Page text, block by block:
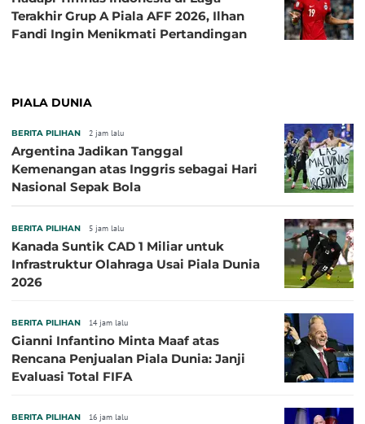
Terakhir Grup A Piala AFF 2026, Ilhan
Fandi Ingin Menikmati Pertandingan
PIALA DUNIA
BERITA PILIHAN 2 jam lalu
Argentina Jadikan Tanggal
Kemenangan atas Inggris sebagai Hari
Nasional Sepak Bola
BERITA PILIHAN 5 jam lalu
Kanada Suntik CAD 1 Miliar untuk
Infrastruktur Olahraga Usai Piala Dunia
2026
BERITA PILIHAN 14 jam lalu
Gianni Infantino Minta Maaf atas
Rencana Penjualan Piala Dunia: Janji
Evaluasi Total FIFA
BERITA PILIHAN 16 jam lalu